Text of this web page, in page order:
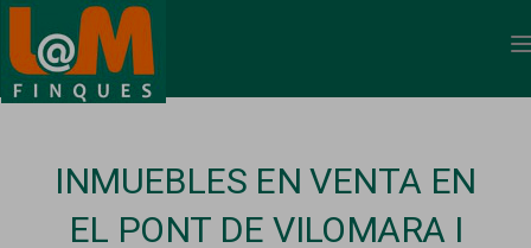
INMUEBLES EN VENTA EN
EL PONT DE VILOMARA I